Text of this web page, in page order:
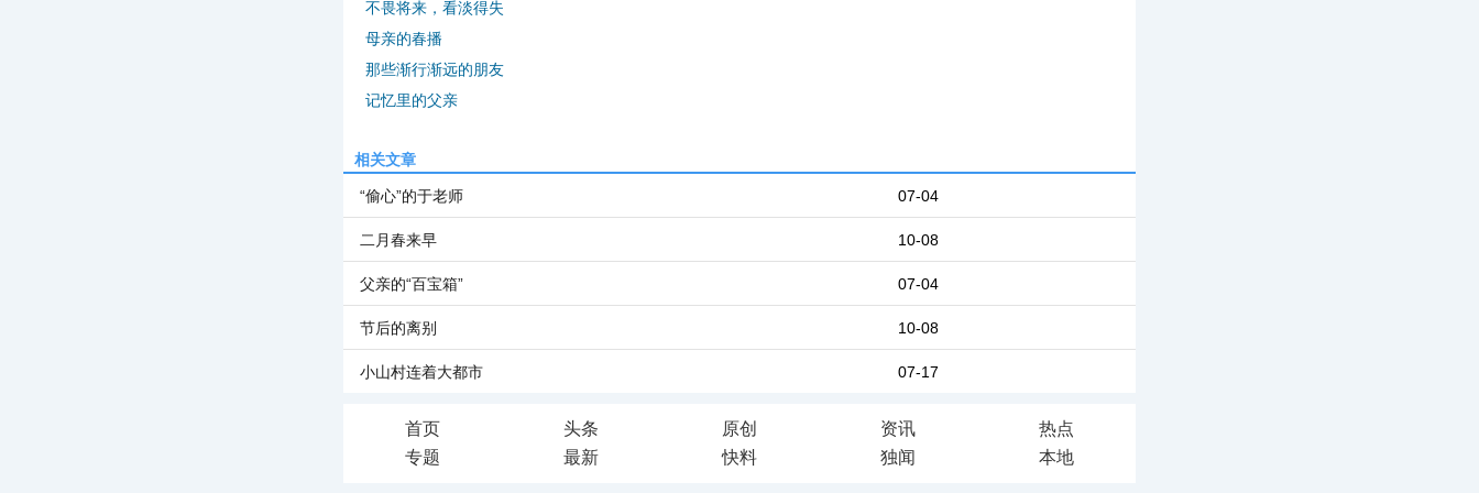
不畏将来，看淡得失
母亲的春播
那些渐行渐远的朋友
记忆里的父亲
相关文章
07-04
“偷心”的于老师
10-08
二月春来早
07-04
父亲的“百宝箱”
10-08
节后的离别
07-17
小山村连着大都市
首页 头条 原创 资讯
热点
专题
最新 快料 独闻 本地